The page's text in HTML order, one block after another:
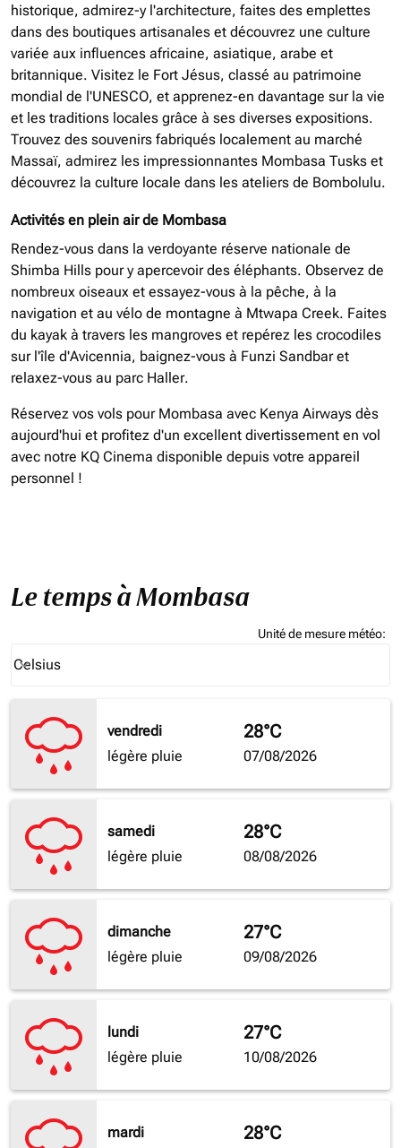
historique, admirez-y l'architecture, faites des emplettes
dans des boutiques artisanales et découvrez une culture
variée aux influences africaine, asiatique, arabe et
britannique. Visitez le Fort Jésus, classé au patrimoine
mondial de l'UNESCO, et apprenez-en davantage sur la vie
et les traditions locales grâce à ses diverses expositions.
Trouvez des souvenirs fabriqués localement au marché
Massaï, admirez les impressionnantes Mombasa Tusks et
découvrez la culture locale dans les ateliers de Bombolulu.
Activités en plein air de Mombasa
Rendez-vous dans la verdoyante réserve nationale de
Shimba Hills pour y apercevoir des éléphants. Observez de
nombreux oiseaux et essayez-vous à la pêche, à la
navigation et au vélo de montagne à Mtwapa Creek. Faites
du kayak à travers les mangroves et repérez les crocodiles
sur l'île d'Avicennia, baignez-vous à Funzi Sandbar et
relaxez-vous au parc Haller.
Réservez vos vols pour Mombasa avec Kenya Airways dès
aujourd'hui et profitez d'un excellent divertissement en vol
avec notre KQ Cinema disponible depuis votre appareil
personnel !
Le temps à Mombasa
Unité de mesure météo:
Celsius
keyboard_arrow_down
vendredi
légère pluie
28°C
07/08/2026
samedi
légère pluie
28°C
08/08/2026
dimanche
légère pluie
27°C
09/08/2026
lundi
légère pluie
27°C
10/08/2026
mardi
28°C